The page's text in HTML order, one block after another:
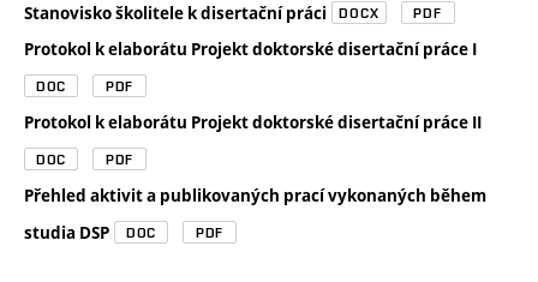
Stanovisko školitele k disertační práci DOCX PDF
Protokol k elaborátu Projekt doktorské disertační práce I
DOC PDF
Protokol k elaborátu Projekt doktorské disertační práce II
DOC PDF
Přehled aktivit a publikovaných prací vykonaných během
studia DSP
DOC PDF